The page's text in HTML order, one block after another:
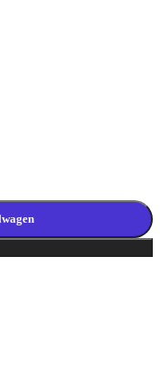
Mini PTZ aantal